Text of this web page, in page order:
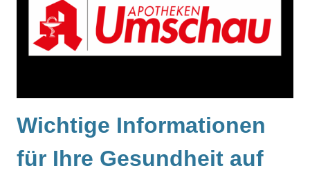
Betroffene
Wichtige Informationen
für Ihre Gesundheit auf